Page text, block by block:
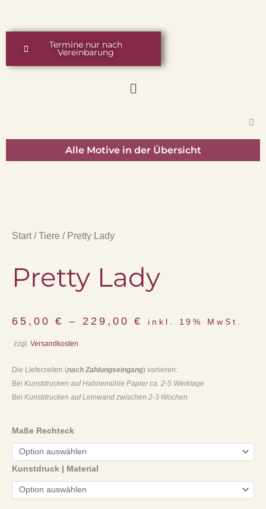
springen
Termine nur nach
Vereinbarung
Menü
Alle Motive in der Übersicht
Start/Tiere / Pretty Lady
Pretty Lady
65,00€ – 229,00€ inkl. 19% MwSt.
zzgl. Versandkosten
Die Lieferzeiten (nach Zahlungseingang) variieren:
Bei Kunstdrucken auf Hahnemühle Papier ca. 2-5 Werktage
Bei Kunstdrucken auf Leinwand zwischen 2-3 Wochen
Maße Rechteck
Kunstdruck | Material